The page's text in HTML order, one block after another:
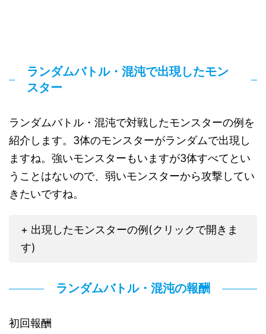
ランダムバトル・混沌で出現したモン
スター
ランダムバトル・混沌で対戦したモンスターの例を
紹介します。3体のモンスターがランダムで出現し
ますね。強いモンスターもいますが3体すべてとい
うことはないので、弱いモンスターから攻撃してい
きたいですね。
+ 出現したモンスターの例(クリックで開きま
す)
ランダムバトル・混沌の報酬
初回報酬